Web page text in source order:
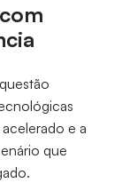
e a
que